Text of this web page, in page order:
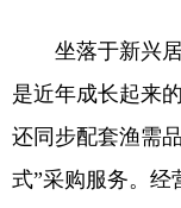
坐落于新兴居
是近年成长起来
还同步配套渔需
式”采购服务。经